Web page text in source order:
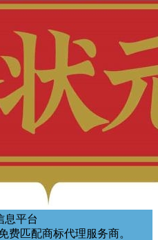
息平台
费匹配商标代理服务商。